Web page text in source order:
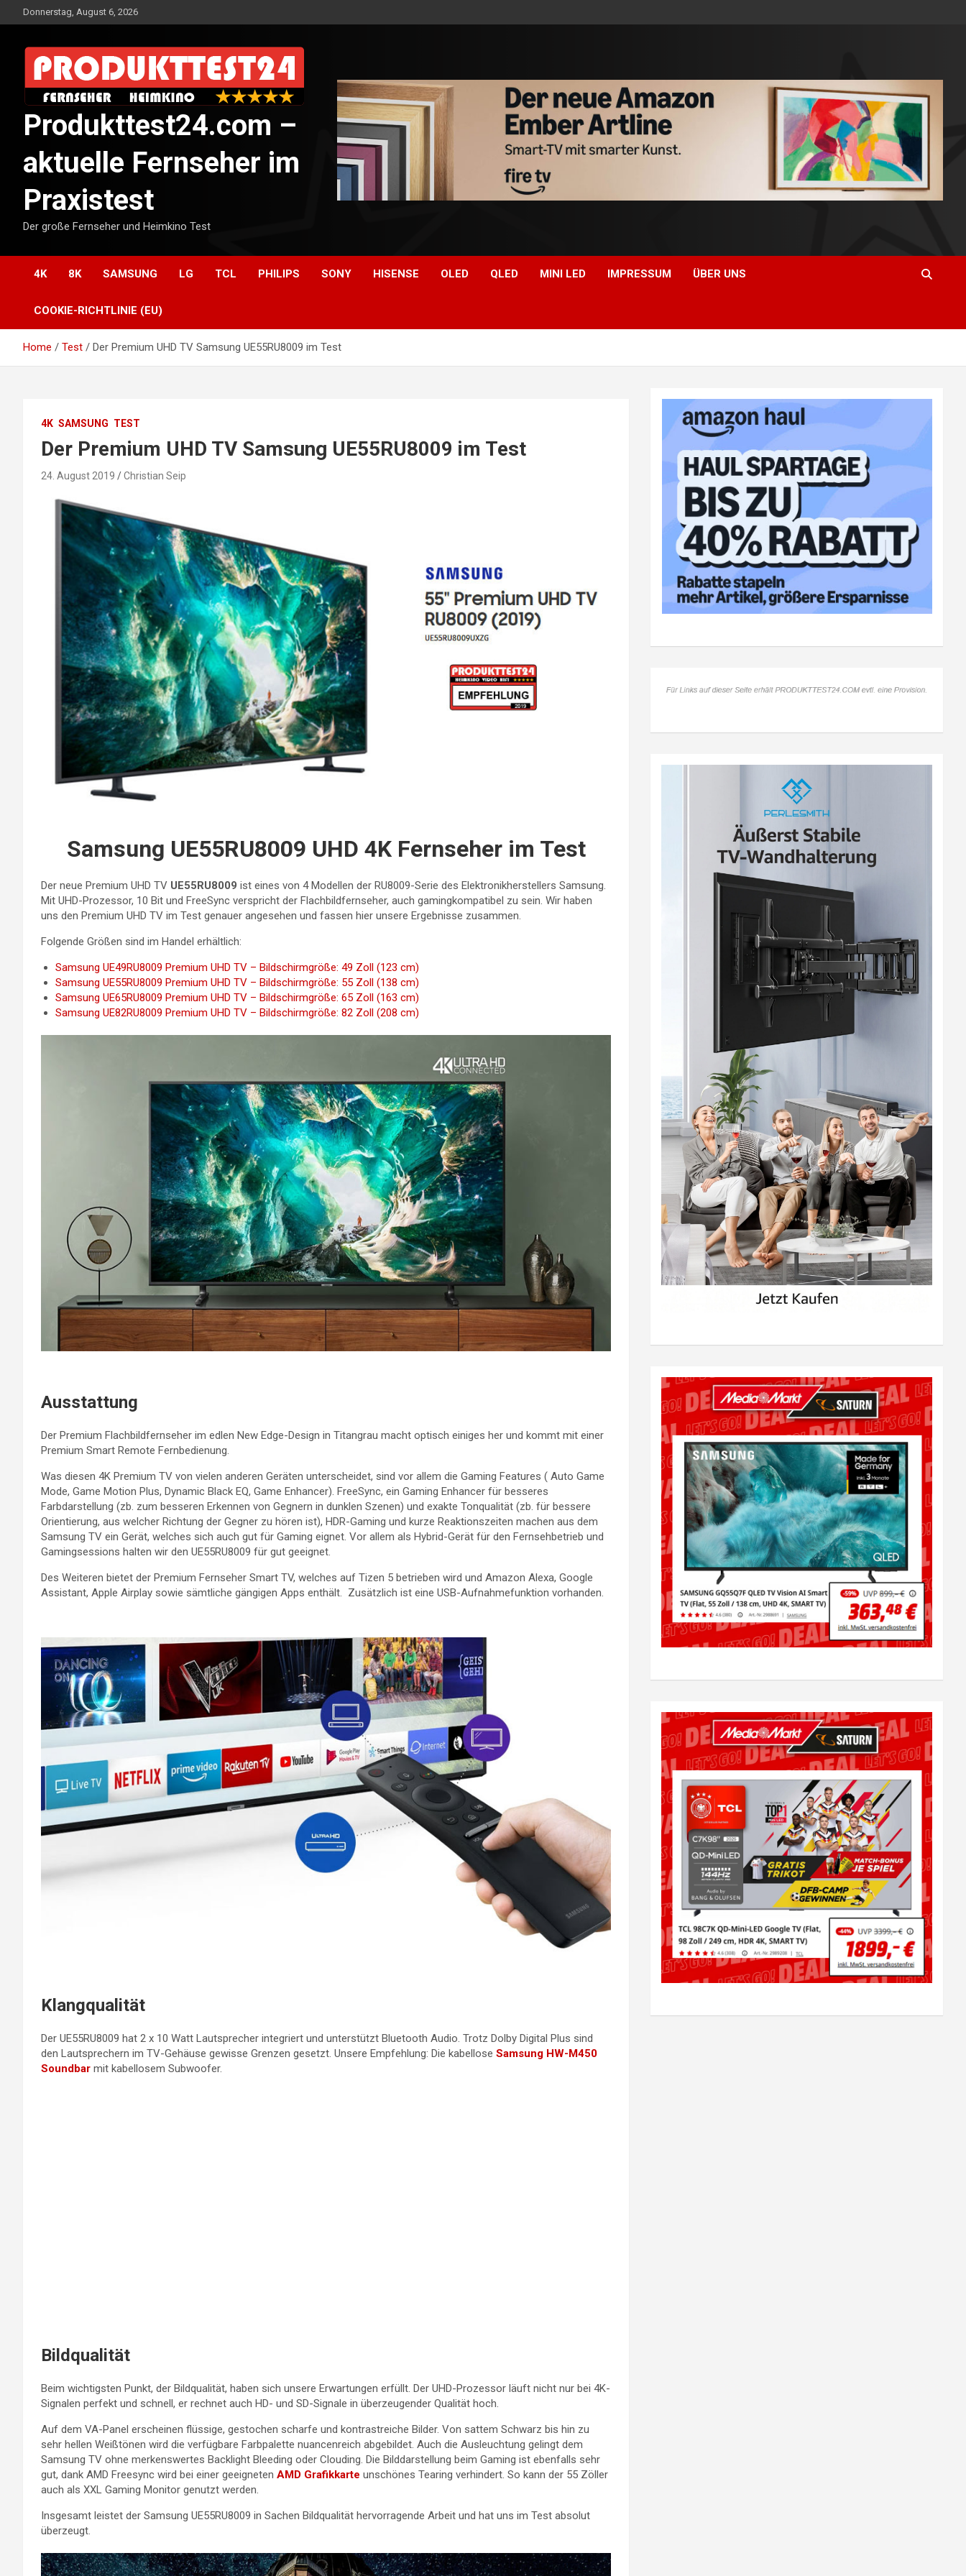
to
Donnerstag, August 6, 2026
Produkttest24.com –
aktuelle Fernseher im
Praxistest
Der große Fernseher und Heimkino Test
4K 8K SAMSUNG LG TCL PHILIPS SONY HISENSE OLED QLED MINI LED IMPRESSUM ÜBER UNS
COOKIE-RICHTLINIE (EU)
Home Test Der Premium UHD TV Samsung UE55RU8009 im Test
4K SAMSUNG TEST
Der Premium UHD TV Samsung UE55RU8009 im Test
24. August 2019 Christian Seip
Samsung UE55RU8009 UHD 4K Fernseher im Test
Der neue Premium UHD TV UE55RU8009 ist eines von 4 Modellen der RU8009-Serie des Elektronikherstellers Samsung.
Mit UHD-Prozessor, 10 Bit und FreeSync verspricht der Flachbildfernseher, auch gamingkompatibel zu sein. Wir haben
uns den Premium UHD TV im Test genauer angesehen und fassen hier unsere Ergebnisse zusammen.
Folgende Größen sind im Handel erhältlich:
Samsung UE49RU8009 Premium UHD TV – Bildschirmgröße: 49 Zoll (123 cm)
Samsung UE55RU8009 Premium UHD TV – Bildschirmgröße: 55 Zoll (138 cm)
Samsung UE65RU8009 Premium UHD TV – Bildschirmgröße: 65 Zoll (163 cm)
Samsung UE82RU8009 Premium UHD TV – Bildschirmgröße: 82 Zoll (208 cm)
Ausstattung
Der Premium Flachbildfernseher im edlen New Edge-Design in Titangrau macht optisch einiges her und kommt mit einer
Premium Smart Remote Fernbedienung.
Was diesen 4K Premium TV von vielen anderen Geräten unterscheidet, sind vor allem die Gaming Features ( Auto Game
Mode, Game Motion Plus, Dynamic Black EQ, Game Enhancer). FreeSync, ein Gaming Enhancer für besseres
Farbdarstellung (zb. zum besseren Erkennen von Gegnern in dunklen Szenen) und exakte Tonqualität (zb. für bessere
Orientierung, aus welcher Richtung der Gegner zu hören ist), HDR-Gaming und kurze Reaktionszeiten machen aus dem
Samsung TV ein Gerät, welches sich auch gut für Gaming eignet. Vor allem als Hybrid-Gerät für den Fernsehbetrieb und
Gamingsessions halten wir den UE55RU8009 für gut geeignet.
Des Weiteren bietet der Premium Fernseher Smart TV, welches auf Tizen 5 betrieben wird und Amazon Alexa, Google
Assistant, Apple Airplay sowie sämtliche gängigen Apps enthält. Zusätzlich ist eine USB-Aufnahmefunktion vorhanden.
Klangqualität
Der UE55RU8009 hat 2 x 10 Watt Lautsprecher integriert und unterstützt Bluetooth Audio. Trotz Dolby Digital Plus sind
den Lautsprechern im TV-Gehäuse gewisse Grenzen gesetzt. Unsere Empfehlung: Die kabellose Samsung HW-M450
Soundbar mit kabellosem Subwoofer.
Bildqualität
Beim wichtigsten Punkt, der Bildqualität, haben sich unsere Erwartungen erfüllt. Der UHD-Prozessor läuft nicht nur bei 4K-
Signalen perfekt und schnell, er rechnet auch HD- und SD-Signale in überzeugender Qualität hoch.
Auf dem VA-Panel erscheinen flüssige, gestochen scharfe und kontrastreiche Bilder. Von sattem Schwarz bis hin zu
sehr hellen Weißtönen wird die verfügbare Farbpalette nuancenreich abgebildet. Auch die Ausleuchtung gelingt dem
Samsung TV ohne merkenswertes Backlight Bleeding oder Clouding. Die Bilddarstellung beim Gaming ist ebenfalls sehr
gut, dank AMD Freesync wird bei einer geeigneten AMD Grafikkarte unschönes Tearing verhindert. So kann der 55 Zöller
auch als XXL Gaming Monitor genutzt werden.
Insgesamt leistet der Samsung UE55RU8009 in Sachen Bildqualität hervorragende Arbeit und hat uns im Test absolut
überzeugt.